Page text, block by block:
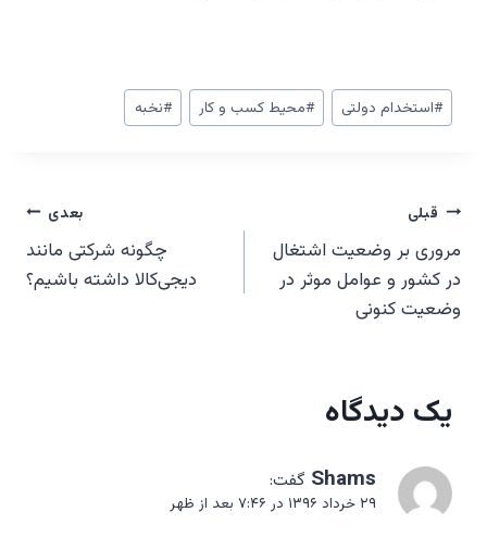
برچسب‌های
نوشته:
#استخدام دولتی #محیط کسب و کار #نخبه
راهبری
نوشته‌ها
قبلی
مروری بر وضعیت اشتغال
در کشور و عوامل موثر در
وضعیت کنونی
بعدی
چگونه شرکتی مانند
دیجی‌کالا داشته باشیم؟
یک دیدگاه
Shams گفت:
۲۹ خرداد ۱۳۹۶ در ۷:۴۶ بعد از ظهر